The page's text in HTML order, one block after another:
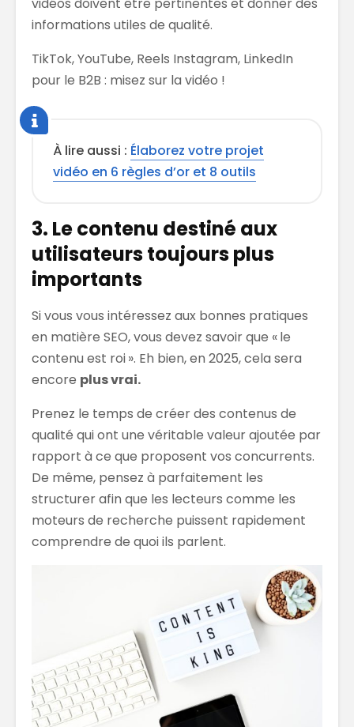
informations utiles de qualité.
TikTok, YouTube, Reels Instagram, LinkedIn
pour le B2B : misez sur la vidéo !
À lire aussi : Élaborez votre projet
vidéo en 6 règles d’or et 8 outils
3. Le contenu destiné aux
utilisateurs toujours plus
importants
Si vous vous intéressez aux bonnes pratiques
en matière SEO, vous devez savoir que « le
contenu est roi ». Eh bien, en 2025, cela sera
encore plus vrai.
Prenez le temps de créer des contenus de
qualité qui ont une véritable valeur ajoutée par
rapport à ce que proposent vos concurrents.
De même, pensez à parfaitement les
structurer afin que les lecteurs comme les
moteurs de recherche puissent rapidement
comprendre de quoi ils parlent.